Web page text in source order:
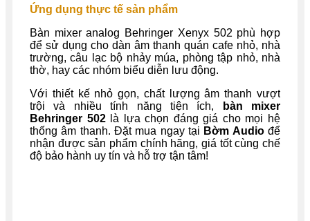
Ứng dụng thực tế sản phẩm
Bàn mixer analog Behringer Xenyx 502 phù hợp
để sử dụng cho dàn âm thanh quán cafe nhỏ, nhà
trường, câu lạc bộ nhảy múa, phòng tập nhỏ, nhà
thờ, hay các nhóm biểu diễn lưu động.
Với thiết kế nhỏ gọn, chất lượng âm thanh vượt
trội và nhiều tính năng tiện ích,
bàn mixer
Behringer 502là lựa chọn đáng giá cho mọi hệ
thống âm thanh. Đặt mua ngay tại Bờm Audiođể
nhận được sản phẩm chính hãng, giá tốt cùng chế
độ bảo hành uy tín và hỗ trợ tận tâm!